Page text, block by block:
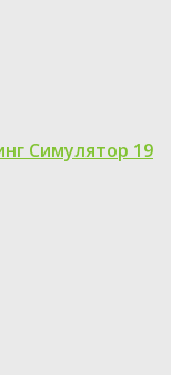
Симулятор 19